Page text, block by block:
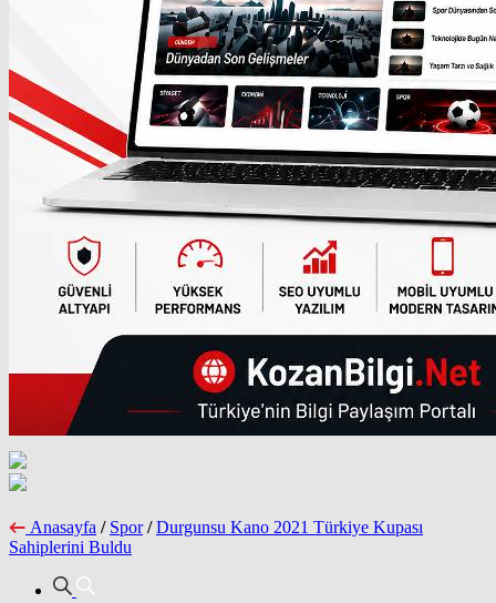
Anasayfa / Spor / Durgunsu Kano 2021 Türkiye Kupası
Sahiplerini Buldu